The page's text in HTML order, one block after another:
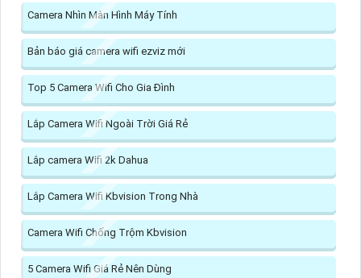
Camera Nhìn Màn Hình Máy Tính
Bản báo giá camera wifi ezviz mới
Top 5 Camera Wifi Cho Gia Đình
Lắp Camera Wifi Ngoài Trời Giá Rẻ
Lắp camera Wifi 2k Dahua
Lắp Camera Wifi Kbvision Trong Nhà
Camera Wifi Chống Trộm Kbvision
5 Camera Wifi Giá Rẻ Nên Dùng